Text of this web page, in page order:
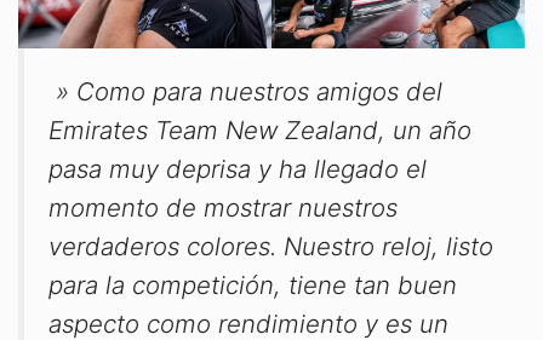
» Como para nuestros amigos del
Emirates Team New Zealand, un año
pasa muy deprisa y ha llegado el
momento de mostrar nuestros
verdaderos colores. Nuestro reloj, listo
para la competición, tiene tan buen
aspecto como rendimiento y es un